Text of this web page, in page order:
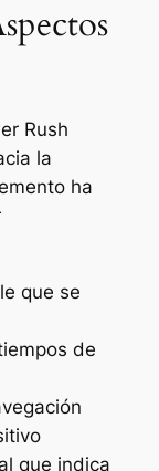
Rush
la
ha
que se
de
que indica